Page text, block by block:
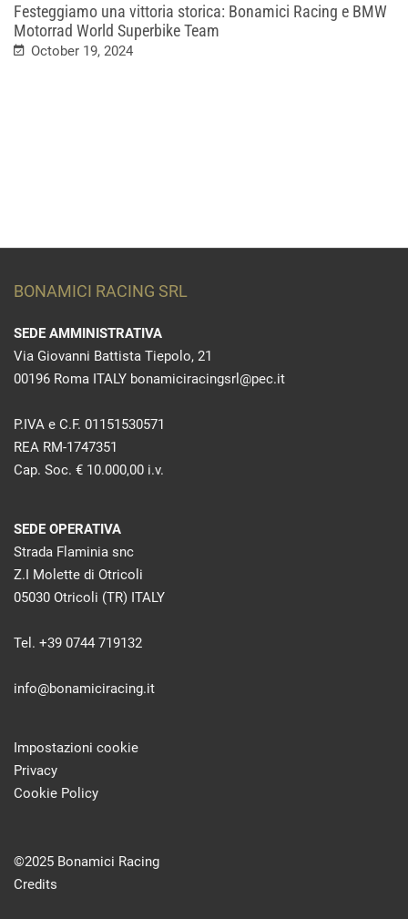
Festeggiamo una vittoria storica: Bonamici Racing e BMW
Motorrad World Superbike Team
October 19, 2024
BONAMICI RACING SRL
SEDE AMMINISTRATIVA
Via Giovanni Battista Tiepolo, 21
00196 Roma ITALY bonamiciracingsrl@pec.it
P.IVA e C.F. 01151530571
REA RM-1747351
Cap. Soc. € 10.000,00 i.v.
SEDE OPERATIVA
Strada Flaminia snc
Z.I Molette di Otricoli
05030 Otricoli (TR) ITALY
Tel. +39 0744 719132
info@bonamiciracing.it
Impostazioni cookie
Privacy
Cookie Policy
©2025 Bonamici Racing
Credits